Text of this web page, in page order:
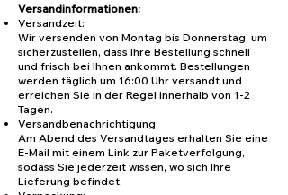
Versandinformationen:
Versandzeit:
Wir versenden von Montag bis Donnerstag, um
sicherzustellen, dass Ihre Bestellung schnell
und frisch bei Ihnen ankommt. Bestellungen
werden täglich um 16:00 Uhr versandt und
erreichen Sie in der Regel innerhalb von 1-2
Tagen.
Versandbenachrichtigung:
Am Abend des Versandtages erhalten Sie eine
E-Mail mit einem Link zur Paketverfolgung,
sodass Sie jederzeit wissen, wo sich Ihre
Lieferung befindet.